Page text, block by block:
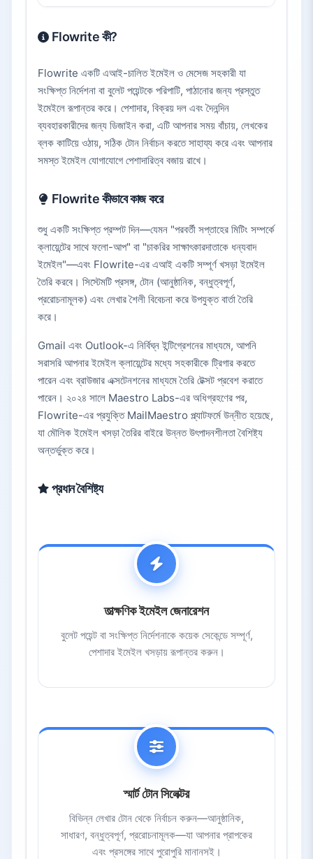
Flowrite কী?
Flowrite একটি এআই-চালিত ইমেইল ও মেসেজ সহকারী যা
সংক্ষিপ্ত নির্দেশনা বা বুলেট পয়েন্টকে পরিপাটি, পাঠানোর জন্য প্রস্তুত
ইমেইলে রূপান্তর করে। পেশাদার, বিক্রয় দল এবং দৈনন্দিন
ব্যবহারকারীদের জন্য ডিজাইন করা, এটি আপনার সময় বাঁচায়, লেখকের
ব্লক কাটিয়ে ওঠায়, সঠিক টোন নির্বাচন করতে সাহায্য করে এবং আপনার
সমস্ত ইমেইল যোগাযোগে পেশাদারিত্ব বজায় রাখে।
Flowrite কীভাবে কাজ করে
শুধু একটি সংক্ষিপ্ত প্রম্পট দিন—যেমন "পরবর্তী সপ্তাহের মিটিং সম্পর্কে
ক্লায়েন্টের সাথে ফলো-আপ" বা "চাকরির সাক্ষাৎকারদাতাকে ধন্যবাদ
ইমেইল"—এবং Flowrite-এর এআই একটি সম্পূর্ণ খসড়া ইমেইল
তৈরি করবে। সিস্টেমটি প্রসঙ্গ, টোন (আনুষ্ঠানিক, বন্ধুত্বপূর্ণ,
প্ররোচনামূলক) এবং লেখার শৈলী বিবেচনা করে উপযুক্ত বার্তা তৈরি
করে।
Gmail এবং Outlook-এ নির্বিঘ্ন ইন্টিগ্রেশনের মাধ্যমে, আপনি
সরাসরি আপনার ইমেইল ক্লায়েন্টের মধ্যে সহকারীকে ট্রিগার করতে
পারেন এবং ব্রাউজার এক্সটেনশনের মাধ্যমে তৈরি টেক্সট প্রবেশ করাতে
পারেন। ২০২৪ সালে Maestro Labs-এর অধিগ্রহণের পর,
Flowrite-এর প্রযুক্তি MailMaestro প্ল্যাটফর্মে উন্নীত হয়েছে,
যা মৌলিক ইমেইল খসড়া তৈরির বাইরে উন্নত উৎপাদনশীলতা বৈশিষ্ট্য
অন্তর্ভুক্ত করে।
প্রধান বৈশিষ্ট্য
তাত্ক্ষণিক ইমেইল জেনারেশন
বুলেট পয়েন্ট বা সংক্ষিপ্ত নির্দেশনাকে কয়েক সেকেন্ডে সম্পূর্ণ,
পেশাদার ইমেইল খসড়ায় রূপান্তর করুন।
স্মার্ট টোন সিলেক্টর
বিভিন্ন লেখার টোন থেকে নির্বাচন করুন—আনুষ্ঠানিক,
সাধারণ, বন্ধুত্বপূর্ণ, প্ররোচনামূলক—যা আপনার প্রাপকের
এবং প্রসঙ্গের সাথে পুরোপুরি মানানসই।